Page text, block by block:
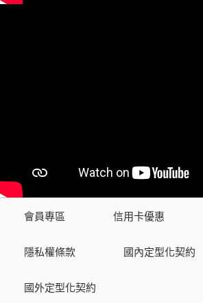
會員專區 信用卡優惠
隱私權條款 國內定型化契約
國外定型化契約